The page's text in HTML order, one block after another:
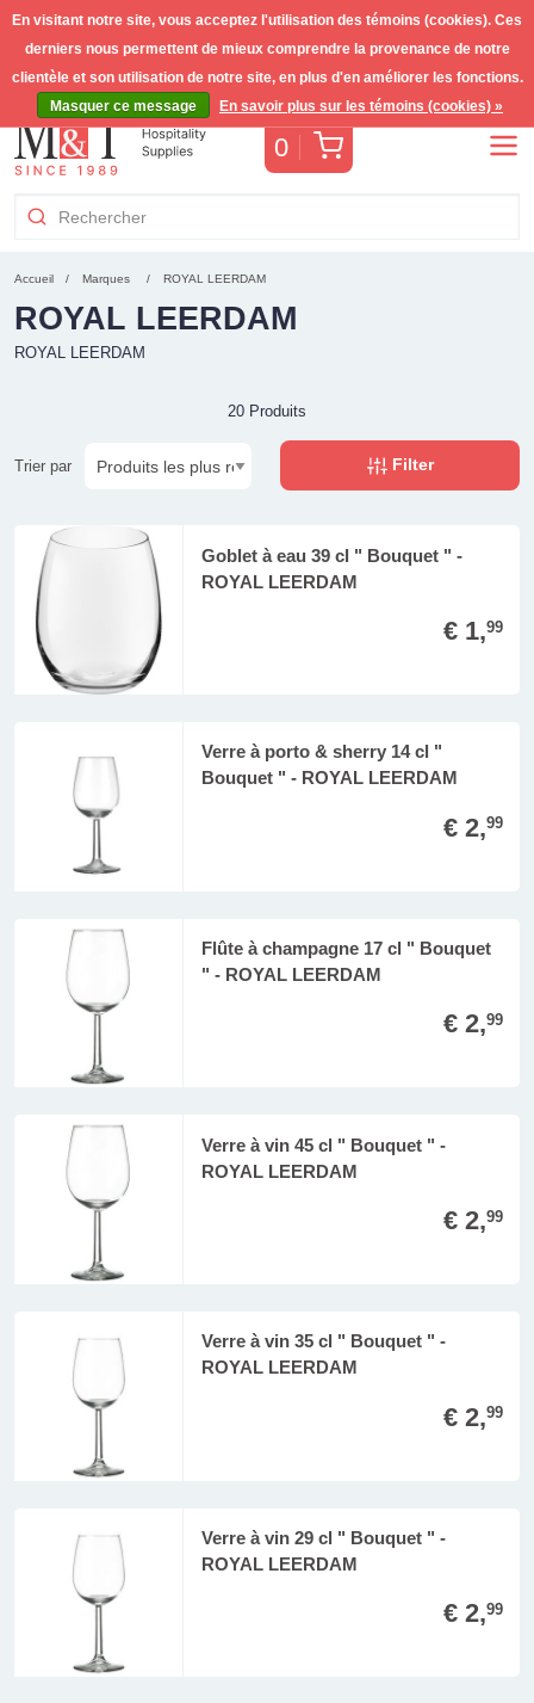
0 Panier
Accueil Marques ROYAL LEERDAM
ROYAL LEERDAM
ROYAL LEERDAM
20 Produits
Trier par Filter
Goblet à eau 39 cl " Bouquet " -
ROYAL LEERDAM
€ 1,99
Verre à porto & sherry 14 cl "
Bouquet " - ROYAL LEERDAM
€ 2,99
Flûte à champagne 17 cl " Bouquet
" - ROYAL LEERDAM
€ 2,99
Verre à vin 45 cl " Bouquet " -
ROYAL LEERDAM
€ 2,99
Verre à vin 35 cl " Bouquet " -
ROYAL LEERDAM
€ 2,99
Verre à vin 29 cl " Bouquet " -
ROYAL LEERDAM
€ 2,99
En visitant notre site, vous acceptez l'utilisation des témoins (cookies). Ces
derniers nous permettent de mieux comprendre la provenance de notre
clientèle et son utilisation de notre site, en plus d'en améliorer les fonctions.
Masquer ce message
En savoir plus sur les témoins (cookies) »